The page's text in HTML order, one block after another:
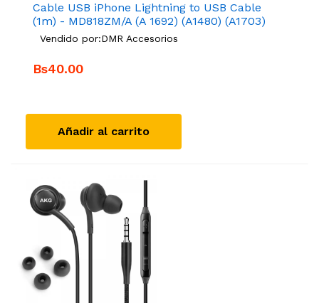
Cable USB iPhone Lightning to USB Cable
(1m) - MD818ZM/A (A 1692) (A1480) (A1703)
Vendido por:DMR Accesorios
Bs40.00
Añadir al carrito